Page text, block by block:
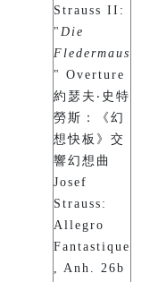
Strauss II:
" Die
Fledermaus
" Overture
約瑟夫‧史特
勞斯：《幻
想快板》交
響幻想曲
Josef
Strauss:
Allegro
Fantastique
, Anh. 26b